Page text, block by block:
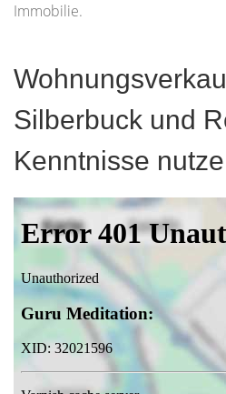
Immobilie.
Silberbuck und
Kenntnisse